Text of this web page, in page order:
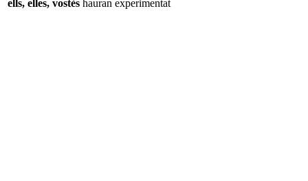
ells, elles, vostès hauran experimentat